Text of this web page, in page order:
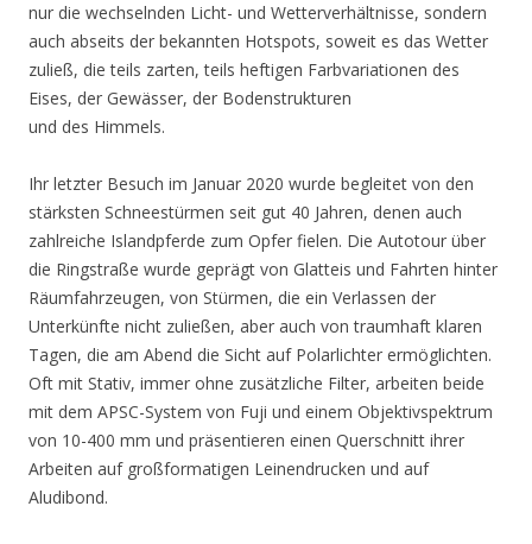
nur die wechselnden Licht- und Wetterverhältnisse, sondern
auch abseits der bekannten Hotspots, soweit es das Wetter
zuließ, die teils zarten, teils heftigen Farbvariationen des
Eises, der Gewässer, der Bodenstrukturen
und des Himmels.
Ihr letzter Besuch im Januar 2020 wurde begleitet von den
stärksten Schneestürmen seit gut 40 Jahren, denen auch
zahlreiche Islandpferde zum Opfer fielen. Die Autotour über
die Ringstraße wurde geprägt von Glatteis und Fahrten hinter
Räumfahrzeugen, von Stürmen, die ein Verlassen der
Unterkünfte nicht zuließen, aber auch von traumhaft klaren
Tagen, die am Abend die Sicht auf Polarlichter ermöglichten.
Oft mit Stativ, immer ohne zusätzliche Filter, arbeiten beide
mit dem APSC-System von Fuji und einem Objektivspektrum
von 10-400 mm und präsentieren einen Querschnitt ihrer
Arbeiten auf großformatigen Leinendrucken und auf
Aludibond.